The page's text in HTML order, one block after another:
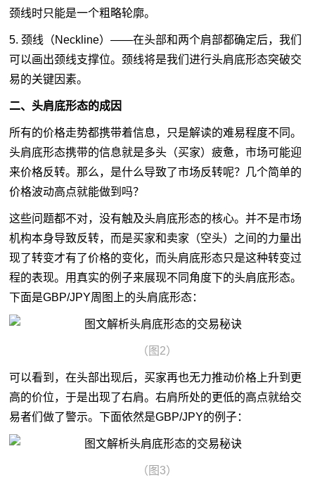
颈线时只能是一个粗略轮廓。
5. 颈线（Neckline）——在头部和两个肩部都确定后，我们
可以画出颈线支撑位。颈线将是我们进行头肩底形态突破交
易的关键因素。
二、头肩底形态的成因
所有的价格走势都携带着信息，只是解读的难易程度不同。
头肩底形态携带的信息就是多头（买家）疲惫，市场可能迎
来价格反转。那么，是什么导致了市场反转呢？几个简单的
价格波动高点就能做到吗？
这些问题都不对，没有触及头肩底形态的核心。并不是市场
机构本身导致反转，而是买家和卖家（空头）之间的力量出
现了转变才有了价格的变化，而头肩底形态只是这种转变过
程的表现。用真实的例子来展现不同角度下的头肩底形态。
下面是GBP/JPY周图上的头肩底形态：
（图2）
可以看到，在头部出现后，买家再也无力推动价格上升到更
高的价位，于是出现了右肩。右肩所处的更低的高点就给交
易者们做了警示。下面依然是GBP/JPY的例子：
（图3）